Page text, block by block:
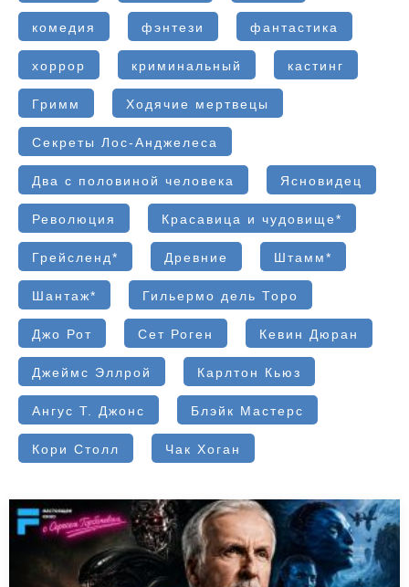
комедия фэнтези фантастика
хоррор криминальный кастинг
Гримм Ходячие мертвецы
Секреты Лос-Анджелеса
Два с половиной человека Ясновидец
Революция Красавица и чудовище*
Грейсленд* Древние Штамм*
Шантаж* Гильермо дель Торо
Джо Рот Сет Роген Кевин Дюран
Джеймс Эллрой Карлтон Кьюз
Ангус Т. Джонс Блэйк Мастерс
Кори Столл Чак Хоган